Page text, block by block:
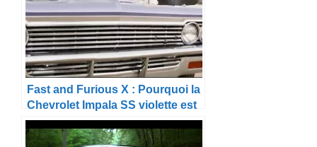
Fast and Furious X : Pourquoi la
Chevrolet Impala SS violette est
la voiture la plus fascinante ?